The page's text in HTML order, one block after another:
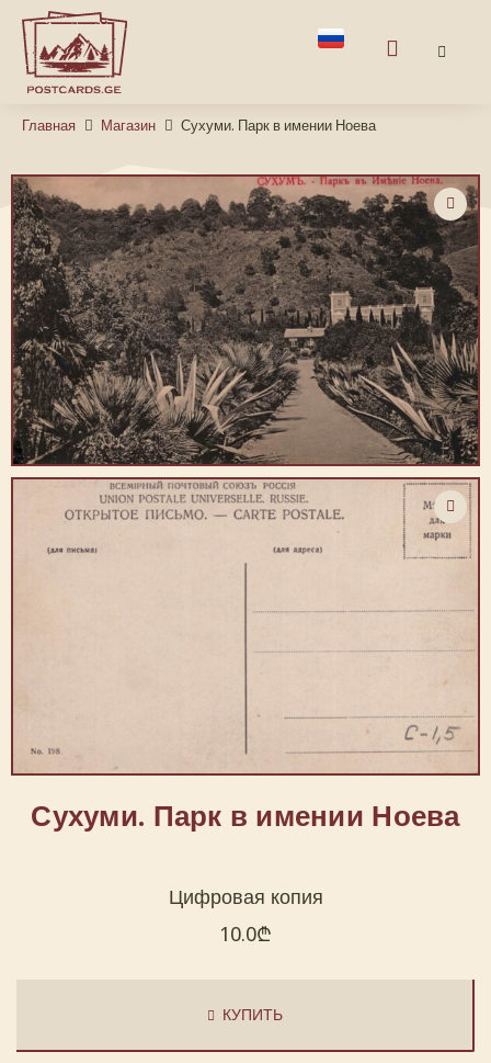
Главная Магазин Сухуми. Парк в имении Ноева
Сухуми. Парк в имении Ноева
Цифровая копия
10.0₾
КУПИТЬ